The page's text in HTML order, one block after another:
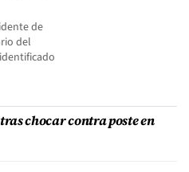
de
del
chocar contra poste en